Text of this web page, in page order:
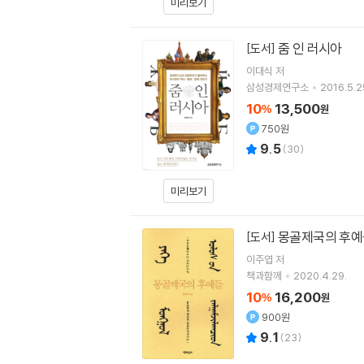
미리보기
[도서] 줌 인 러시아
이대식 저
삼성경제연구소
10% 13,500원
750원
9.5(30)
[도서] 몽골제국의 후
이주엽 저
책과함께
2020.4.29.
10% 16,200원
900원
9.1 (23)